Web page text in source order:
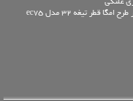
چرخ گوشت الکتروکار طرح امگا قطر تیغه 32 مدل ec75